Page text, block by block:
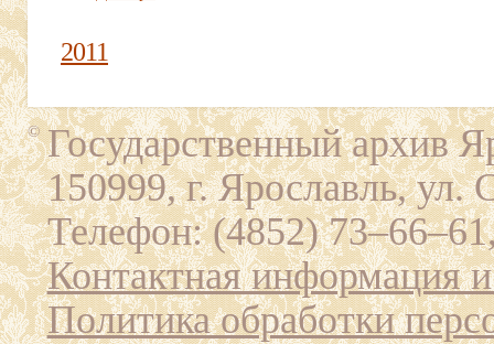
2011
© Государственный архив
150999, г. Ярославль, ул.
Телефон: (4852)
Контактная информация
Политика обработки